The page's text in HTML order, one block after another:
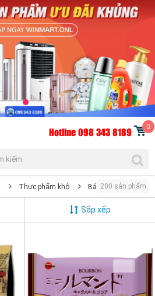
Hotline 098 343 8189 0
Thực phẩm khô Bánh kẹo & đồ ăn vặt
200 sản phẩm
Sắp xếp